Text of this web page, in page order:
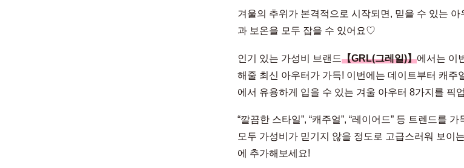
겨울의 추위가 본격적으로 시작되면, 믿을 수 있는
과 보온을 모두 잡을 수 있어요♡
인기 있는 가성비 브랜드【GRL(그레일)】에서는 이
해줄 최신 아우터가 가득! 이번에는 데이트부터 캐주
에서 유용하게 입을 수 있는 겨울 아우터 8가지를 픽
“깔끔한 스타일”, “캐주얼”, “레이어드” 등 트렌드를
모두 가성비가 믿기지 않을 정도로 고급스러워 보이
에 추가해보세요!